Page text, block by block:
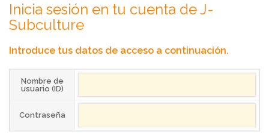
Inicia sesión en tu cuenta de J-
Subculture
Introduce tus datos de acceso a continuación.
Nombre de
usuario (ID)
Contraseña